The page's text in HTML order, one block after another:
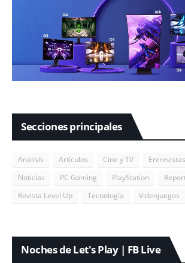
Secciones principales
Análisis Artículos Cine y TV Entrevistas
Noticias
PC Gaming PlayStation
Revista Level Up
Tecnología Videojuegos
Noches de Let's Play | FB Live